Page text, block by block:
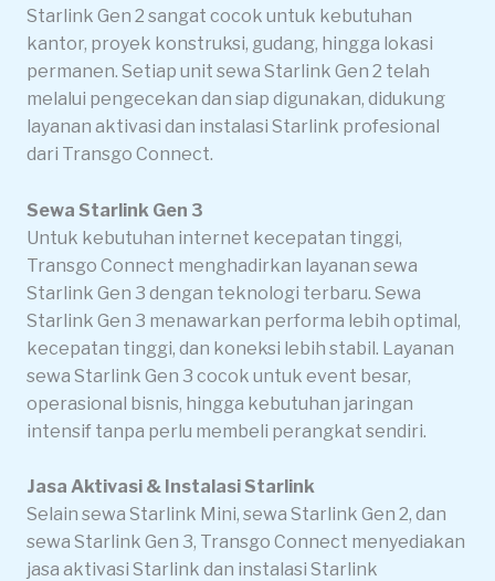
Starlink Gen 2 sangat cocok untuk kebutuhan
kantor, proyek konstruksi, gudang, hingga lokasi
permanen. Setiap unit sewa Starlink Gen 2 telah
melalui pengecekan dan siap digunakan, didukung
layanan aktivasi dan instalasi Starlink profesional
dari Transgo Connect.
Sewa Starlink Gen 3
Untuk kebutuhan internet kecepatan tinggi,
Transgo Connect menghadirkan layanan sewa
Starlink Gen 3 dengan teknologi terbaru. Sewa
Starlink Gen 3 menawarkan performa lebih optimal,
kecepatan tinggi, dan koneksi lebih stabil. Layanan
sewa Starlink Gen 3 cocok untuk event besar,
operasional bisnis, hingga kebutuhan jaringan
intensif tanpa perlu membeli perangkat sendiri.
Jasa Aktivasi & Instalasi Starlink
Selain sewa Starlink Mini, sewa Starlink Gen 2, dan
sewa Starlink Gen 3, Transgo Connect menyediakan
jasa aktivasi Starlink dan instalasi Starlink